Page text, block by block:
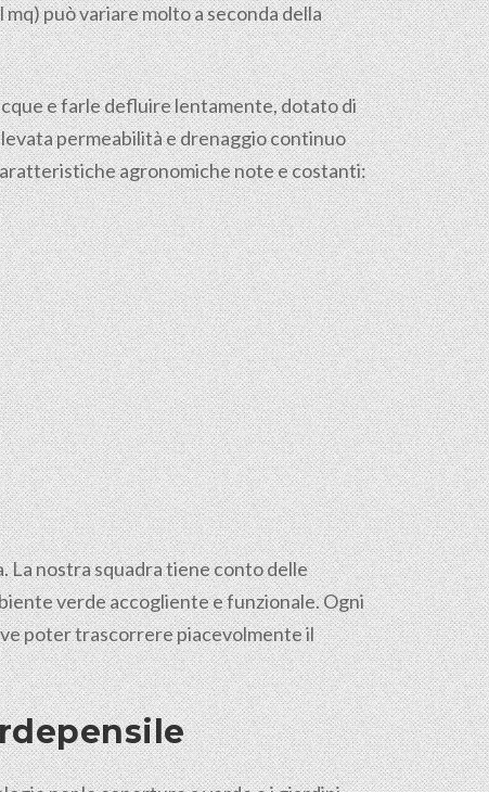
può variare molto a seconda della
e farle defluire lentamente, dotato di
permeabilità e drenaggio continuo
agronomiche note e costanti:
La nostra squadra tiene conto delle
verde accogliente e funzionale. Ogni
poter trascorrere piacevolmente il